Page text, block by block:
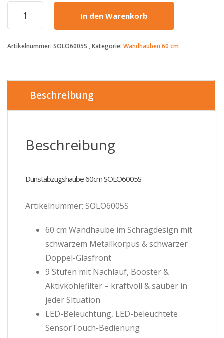
KKT
Kolbe
-
-
SOLO6005S
Menge
In den Warenkorb
Artikelnummer: SOLO6005S Kategorie: Wandhauben 60 cm
Beschreibung
Beschreibung
Dunstabzugshaube 60cm SOLO6005S
Artikelnummer: SOLO6005S
60 cm Wandhaube im Schrägdesign mit
schwarzem Metallkorpus & schwarzer
Doppel-Glasfront
9 Stufen mit Nachlauf, Booster &
Aktivkohlefilter – kraftvoll & sauber in
jeder Situation
LED-Beleuchtung, LED-beleuchtete
SensorTouch-Bedienung